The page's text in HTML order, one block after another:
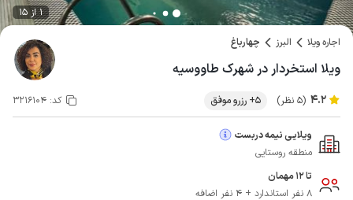
1 از 15
اجاره ویلا البرز چهارباغ
ویلا استخردار در شهرک طاووسیه
4.2 (5 نظر) 5+ رزرو موفق کد: 3216104
ویلایی نیمه دربست
منطقه روستایی
تا 12 مهمان
8 نفر استاندارد + 4 نفر اضافه